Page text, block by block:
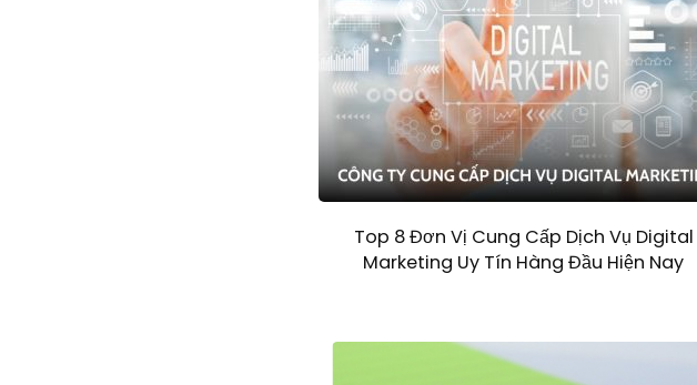
Top 8 Đơn Vị Cung Cấp Dịch Vụ Digital
Marketing Uy Tín Hàng Đầu Hiện Nay